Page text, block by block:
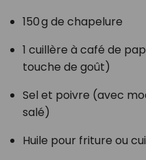
150 g de chapelure
1 cuillère à café de
touche de goût)
Sel et poivre (avec
salé)
Huile pour friture ou